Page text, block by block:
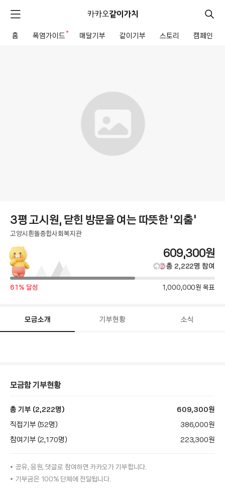
메
펼
카
오
이
검
홈 폭염가이드새로운 알림
매달기부 같이기부 스토리 캠페인
3평 고시원, 닫힌 방문을 여는 따뜻한 '외출'
고양시흰돌종합사회복지관
총
모
금
609,300원
총 2,222명 참여
달
61% 달성
목
1,000,000원 목표
모금소개 기부현황 소식
모
본
문
모금함 기부현황
총 기부 (2,222명) 609,300원
직접기부 (52명)
386,000원
참여기부 (2,170명)
223,300원
공유, 응원, 댓글로 참여하면 카카오가기부합니다.
기부금은 100% 단체에 전달됩니다.